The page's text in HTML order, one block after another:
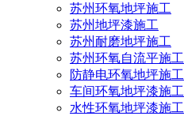
苏州环氧地坪施工
苏州地坪漆施工
苏州耐磨地坪施工
苏州环氧自流平施工
防静电环氧地坪施工
车间环氧地坪漆施工
水性环氧地坪漆施工